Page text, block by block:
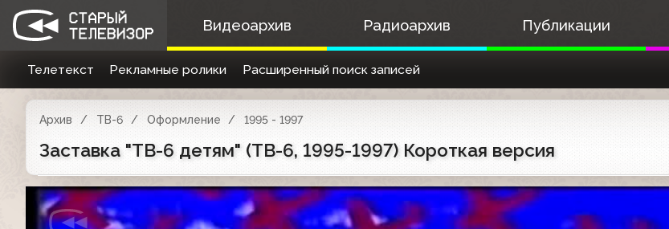
Видеоархив Радиоархив Публикации
Телетекст Рекламные ролики Расширенный поиск записей
Архив ТВ-6 Оформление 1995 - 1997
Заставка "ТВ-6 детям" (ТВ-6, 1995-1997) Короткая версия